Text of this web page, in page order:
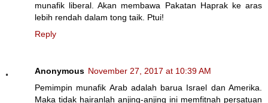
munafik liberal. Akan membawa Pakatan Haprak ke aras
lebih rendah dalam tong taik. Ptui!
Reply
Anonymous November 27, 2017 at 10:39 AM
Pemimpin munafik Arab adalah barua Israel dan Amerika.
Maka tidak hairanlah anjing-anjing ini memfitnah persatuan